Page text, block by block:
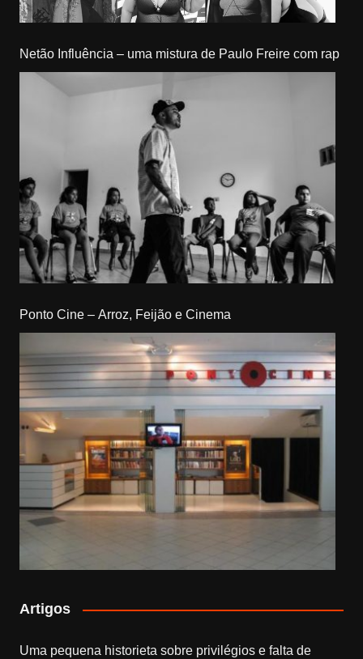
Netão Influência – uma mistura de Paulo Freire com rap
Ponto Cine – Arroz, Feijão e Cinema
Artigos
Uma pequena historieta sobre privilégios e falta de